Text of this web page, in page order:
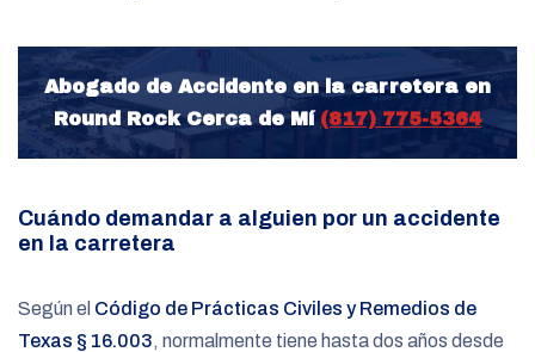
Abogado de Accidente en la carretera en
Round Rock Cerca de Mí (817) 775-5364
Cuándo demandar a alguien por un accidente
en la carretera
Según el Código de Prácticas Civiles y Remedios de
Texas § 16.003, normalmente tiene hasta dos años desde